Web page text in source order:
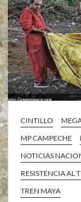
CINTILLO
MP CAMPECHE
NOTICIAS
RESISTENCIA AL
TREN MAYA